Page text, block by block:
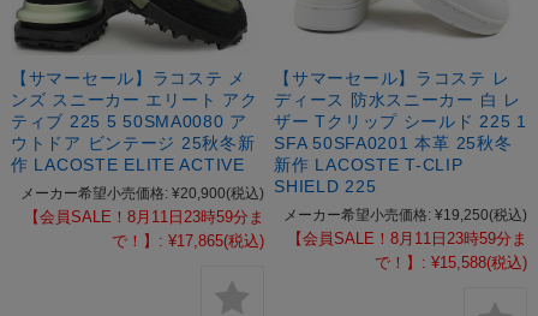
【サマーセール】ラコステ メ
ンズ スニーカー エリート アク
ティブ 225 5 50SMA0080 ア
ウトドア ビンテージ 25秋冬新
作 LACOSTE ELITE ACTIVE
メーカー希望小売価格: ¥20,900(税込)
【会員SALE！8月11日23時59分ま
で！】: ¥17,865(税込)
【サマーセール】ラコステ レ
ディース 防水スニーカー 白 レ
ザー Tクリップ シールド 225 1
SFA 50SFA0201 本革 25秋冬
新作 LACOSTE T-CLIP
SHIELD 225
メーカー希望小売価格: ¥19,250(税込)
【会員SALE！8月11日23時59分ま
で！】: ¥15,588(税込)